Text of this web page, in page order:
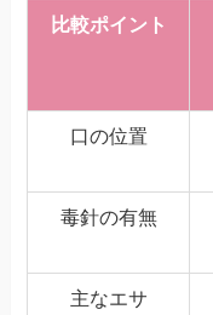
比較ポイント
口の位置
毒針の有無
主なエサ